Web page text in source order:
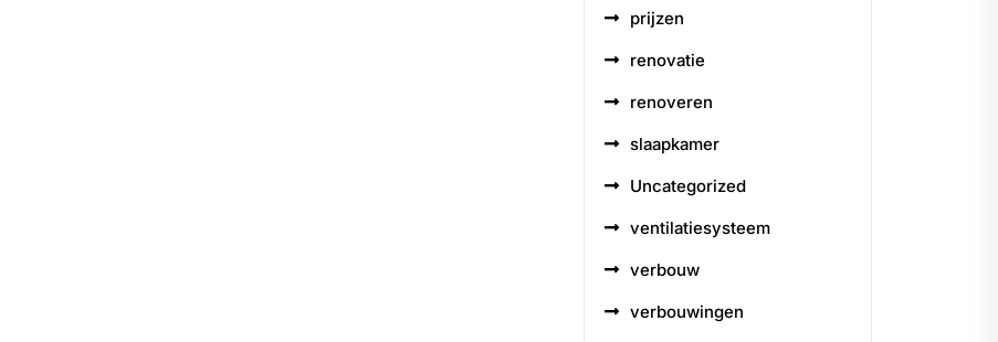
prijzen
renovatie
renoveren
slaapkamer
Uncategorized
ventilatiesysteem
verbouw
verbouwingen